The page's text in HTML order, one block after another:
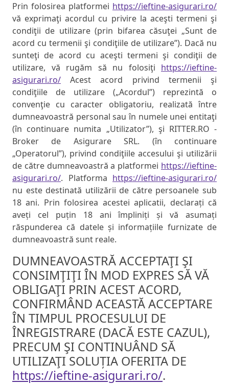
Prin folosirea platformei https://ieftine-asigurari.ro/
vă exprimaţi acordul cu privire la aceşti termeni şi
condiţii de utilizare (prin bifarea căsuţei „Sunt de
acord cu termenii şi condiţiile de utilizare”). Dacă nu
sunteţi de acord cu aceşti termeni şi condiţii de
utilizare, vă rugăm să nu folosiţi https://ieftine-
asigurari.ro/ Acest acord privind termenii şi
condiţiile de utilizare („Acordul”) reprezintă o
convenţie cu caracter obligatoriu, realizată între
dumneavoastră personal sau în numele unei entitaţi
(în continuare numita „Utilizator”), şi RITTER.RO -
Broker de Asigurare SRL. (în continuare
„Operatorul”), privind condiţiile accesului şi utilizării
de către dumneavoastră a platformei https://ieftine-
asigurari.ro/. Platforma https://ieftine-asigurari.ro/
nu este destinată utilizării de către persoanele sub
18 ani. Prin folosirea acestei aplicatii, declarați că
aveți cel puțin 18 ani împliniți și vă asumați
răspunderea că datele și informațiile furnizate de
dumneavoastră sunt reale.
DUMNEAVOASTRĂ ACCEPTAŢI ŞI
CONSIMŢIŢI ÎN MOD EXPRES SĂ VĂ
OBLIGAŢI PRIN ACEST ACORD,
CONFIRMÂND ACEASTĂ ACCEPTARE
ÎN TIMPUL PROCESULUI DE
ÎNREGISTRARE (DACĂ ESTE CAZUL),
PRECUM ŞI CONTINUÂND SĂ
UTILIZAŢI SOLUȚIA OFERITA DE
https://ieftine-asigurari.ro/.